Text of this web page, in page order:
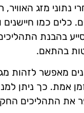
נתוני מזג האוויר,
כלים כמו חיישנים
בהבנת
בהתאם.
מאפשר לזהות
אמת. כך ניתן
את התהליכים